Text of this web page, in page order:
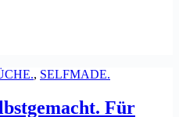
, SELFMADE.
Für